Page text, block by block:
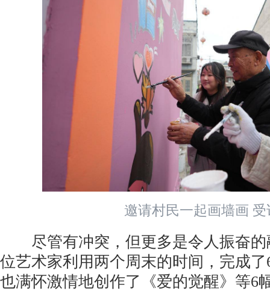
邀请村民一起画墙画
尽管有冲突，但更多是令人振奋的
位艺术家利用两个周末的时间，完成
也满怀激情地创作了《爱的觉醒》等6